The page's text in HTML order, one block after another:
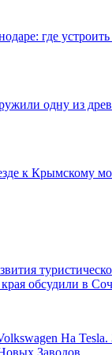
где
одну из
к Крымскому
обсудили в
На Tesla.
Заводов